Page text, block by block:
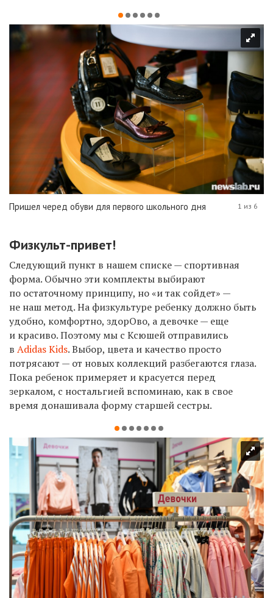
Пришел черед обуви для первого школьного дня 1 из 6
Физкульт-привет!
Следующий пункт в нашем списке — спортивная
форма. Обычно эти комплекты выбирают
по остаточному принципу, но «и так сойдет» —
не наш метод. На физкультуре ребенку должно быть
удобно, комфортно, здорОво, а девочке — еще
и красиво. Поэтому мы с Ксюшей отправились
в Adidas Kids. Выбор, цвета и качество просто
потрясают — от новых коллекций разбегаются глаза.
Пока ребенок примеряет и красуется перед
зеркалом, с ностальгией вспоминаю, как в свое
время донашивала форму старшей сестры.